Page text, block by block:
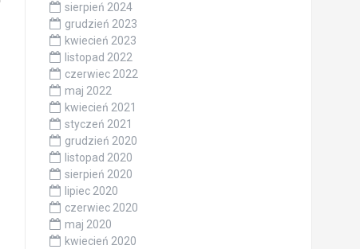
sierpień 2024
grudzień 2023
kwiecień 2023
listopad 2022
czerwiec 2022
maj 2022
kwiecień 2021
styczeń 2021
grudzień 2020
listopad 2020
sierpień 2020
lipiec 2020
czerwiec 2020
maj 2020
kwiecień 2020